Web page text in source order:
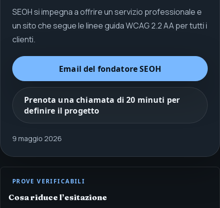
SEOH si impegna a offrire un servizio professionale e
un sito che segue le linee guida WCAG 2.2 AA per tutti i
clienti.
Email del fondatoreSEOH
Prenota una chiamata di 20 minuti per
definire il progetto
9 maggio 2026
PROVE VERIFICABILI
Cosa riduce l’esitazione